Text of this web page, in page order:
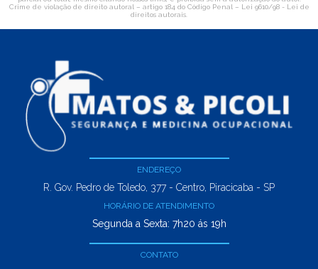
Crime de violação de direito autoral – artigo 184 do Código Penal – Lei 9610/98 - Lei de
direitos autorais
ENDEREÇO
R. Gov. Pedro de Toledo, 377 - Centro, Piracicaba - SP
HORÁRIO DE ATENDIMENTO
Segunda a Sexta: 7h20 ás 19h
CONTATO